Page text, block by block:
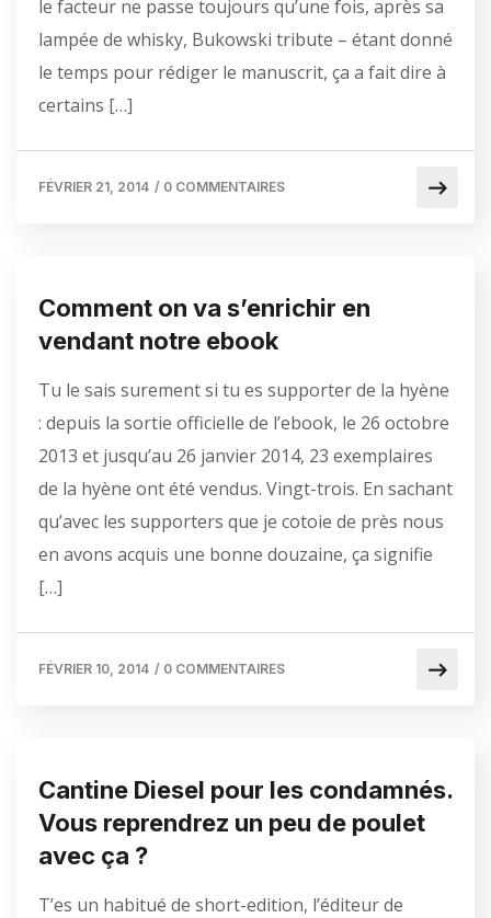
le facteur ne passe toujours qu’une fois, après sa
lampée de whisky, Bukowski tribute – étant donné
le temps pour rédiger le manuscrit, ça a fait dire à
certains […]
FÉVRIER 21, 2014 / 0 COMMENTAIRES
Comment on va s’enrichir en
vendant notre ebook
Tu le sais surement si tu es supporter de la hyène
: depuis la sortie officielle de l’ebook, le 26 octobre
2013 et jusqu’au 26 janvier 2014, 23 exemplaires
de la hyène ont été vendus. Vingt-trois. En sachant
qu’avec les supporters que je cotoie de près nous
en avons acquis une bonne douzaine, ça signifie
[…]
FÉVRIER 10, 2014 / 0 COMMENTAIRES
Cantine Diesel pour les condamnés.
Vous reprendrez un peu de poulet
avec ça ?
T’es un habitué de short-edition, l’éditeur de